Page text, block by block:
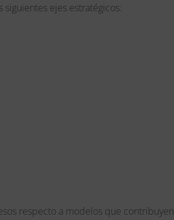
ejes estratégicos:
respecto a modelos que